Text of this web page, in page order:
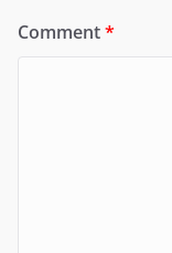
Comment*